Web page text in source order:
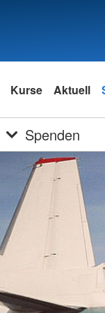
Kurse Aktuell
Spenden